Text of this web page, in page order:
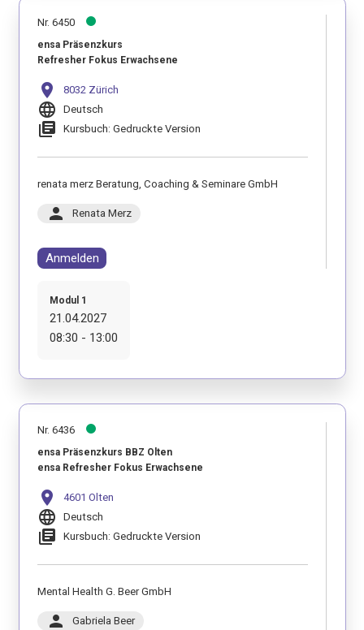
Nr. 6450
ensa Präsenzkurs
Refresher Fokus Erwachsene
location_on 8032 Zürich
language Deutsch
library_books Kursbuch: Gedruckte Version
renata merz Beratung, Coaching & Seminare GmbH
person Renata Merz
Anmelden
Modul 1
21.04.2027
08:30 - 13:00
Nr. 6436
ensa Präsenzkurs BBZ Olten
ensa Refresher Fokus Erwachsene
location_on 4601 Olten
language Deutsch
library_books Kursbuch: Gedruckte Version
Mental Health G. Beer GmbH
person Gabriela Beer